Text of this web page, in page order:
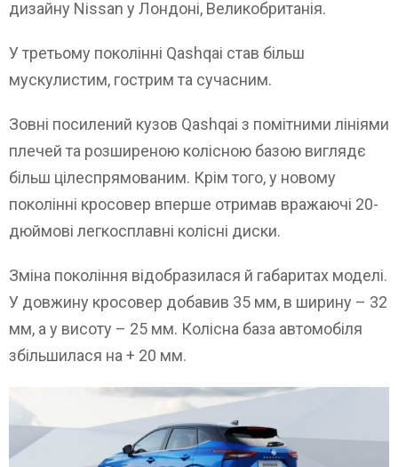
дизайну Nissan у Лондоні, Великобританія.
У третьому поколінні Qashqai став більш
мускулистим, гострим та сучасним.
Зовні посилений кузов Qashqai з помітними лініями
плечей та розширеною колісною базою виглядє
більш цілеспрямованим. Крім того, у новому
поколінні кросовер вперше отримав вражаючі 20-
дюймові легкосплавні колісні диски.
Зміна покоління відобразилася й габаритах моделі.
У довжину кросовер добавив 35 мм, в ширину – 32
мм, а у висоту – 25 мм. Колісна база автомобіля
збільшилася на + 20 мм.